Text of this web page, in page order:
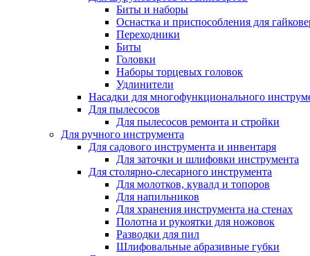
Биты и наборы
Оснастка и приспособления для
Переходники
Биты
Головки
Наборы торцевых головок
Удлинители
Насадки для многофункционального
Для пылесосов
Для пылесосов ремонта и стройки
Для ручного инструмента
Для садового инструмента и инвентаря
Для заточки и шлифовки инструмента
Для столярно-слесарного инструмента
Для молотков, кувалд и топоров
Для напильников
Для хранения инструмента на стенах
Полотна и рукоятки для ножовок
Разводки для пил
Шлифовальные абразивные губки